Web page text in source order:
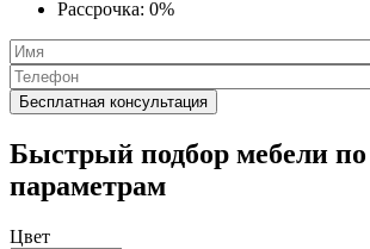
Рассрочка: 0%
Быстрый подбор мебели по
параметрам
Цвет